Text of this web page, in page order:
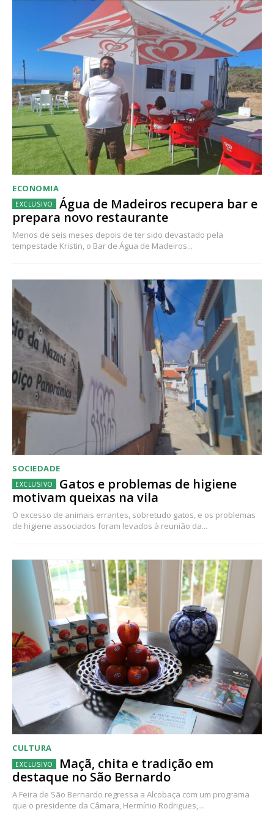
ECONOMIA
Água de Madeiros recupera bar e
prepara novo restaurante
Menos de seis meses depois de ter sido devastado pela
tempestade Kristin, o Bar de Água de Madeiros...
SOCIEDADE
Gatos e problemas de higiene
motivam queixas na vila
O excesso de animais errantes, sobretudo gatos, e os problemas
de higiene associados foram levados à reunião da...
CULTURA
Maçã, chita e tradição em
destaque no São Bernardo
A Feira de São Bernardo regressa a Alcobaça com um programa
que o presidente da Câmara, Hermínio Rodrigues,...